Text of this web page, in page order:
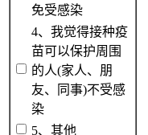
免受感染
4、我觉得接种疫
苗可以保护周围
的人(家人、朋
友、同事)不受感
染
5、其他